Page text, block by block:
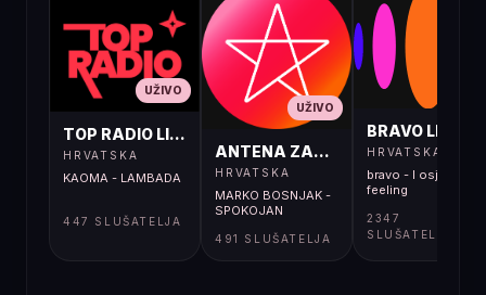
UŽIVO
TOP RADIO LIVE
HRVATSKA
KAOMA - LAMBADA
447 SLUŠATELJA
UŽIVO
ANTENA ZAGREB LIVE
HRVATSKA
MARKO BOSNJAK -
SPOKOJAN
491 SLUŠATELJA
BRAVO LIVE
HRVATSKA
bravo - I osjećaj i
feeling
2347
SLUŠATELJA